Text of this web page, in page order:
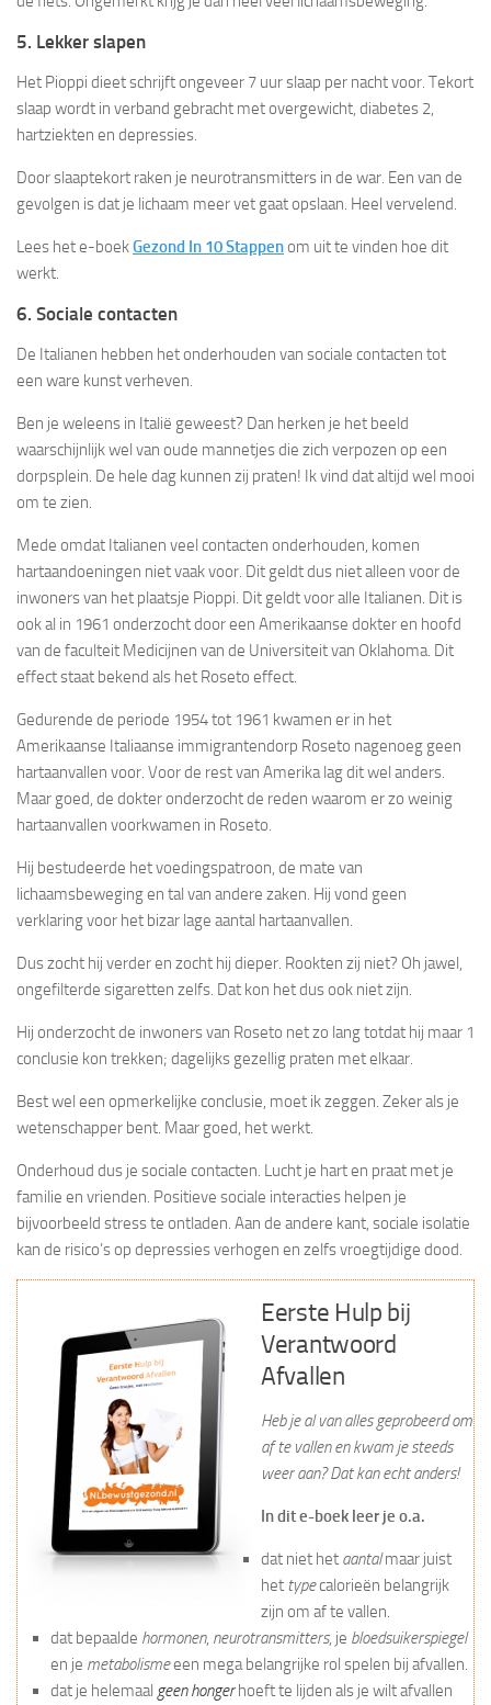
5. Lekker slapen
Het Pioppi dieet schrijft ongeveer 7 uur slaap per nacht voor. Tekort
slaap wordt in verband gebracht met overgewicht, diabetes 2,
hartziekten en depressies.
Door slaaptekort raken je neurotransmitters in de war. Een van de
gevolgen is dat je lichaam meer vet gaat opslaan. Heel vervelend.
Lees het e-boekGezond In 10 Stappenom uit te vinden hoe dit
werkt.
6. Sociale contacten
De Italianen hebben het onderhouden van sociale contacten tot
een ware kunst verheven.
Ben je weleens in Italië geweest? Dan herken je het beeld
waarschijnlijk wel van oude mannetjes die zich verpozen op een
dorpsplein. De hele dag kunnen zij praten! Ik vind dat altijd wel mooi
om te zien.
Mede omdat Italianen veel contacten onderhouden, komen
hartaandoeningen niet vaak voor. Dit geldt dus niet alleen voor de
inwoners van het plaatsje Pioppi. Dit geldt voor alle Italianen. Dit is
ook al in 1961 onderzocht door een Amerikaanse dokter en hoofd
van de faculteit Medicijnen van de Universiteit van Oklahoma. Dit
effect staat bekend als het Roseto effect.
Gedurende de periode 1954 tot 1961 kwamen er in het
Amerikaanse Italiaanse immigrantendorp Roseto nagenoeg geen
hartaanvallen voor. Voor de rest van Amerika lag dit wel anders.
Maar goed, de dokter onderzocht de reden waarom er zo weinig
hartaanvallen voorkwamen in Roseto.
Hij bestudeerde het voedingspatroon, de mate van
lichaamsbeweging en tal van andere zaken. Hij vond geen
verklaring voor het bizar lage aantal hartaanvallen.
Dus zocht hij verder en zocht hij dieper. Rookten zij niet? Oh jawel,
ongefilterde sigaretten zelfs. Dat kon het dus ook niet zijn.
Hij onderzocht de inwoners van Roseto net zo lang totdat hij maar 1
conclusie kon trekken; dagelijks gezellig praten met elkaar.
Best wel een opmerkelijke conclusie, moet ik zeggen. Zeker als je
wetenschapper bent. Maar goed, het werkt.
Onderhoud dus je sociale contacten. Lucht je hart en praat met je
familie en vrienden. Positieve sociale interacties helpen je
bijvoorbeeld stress te ontladen. Aan de andere kant, sociale isolatie
kan de risico’s op depressies verhogen en zelfs vroegtijdige dood.
Eerste Hulp bij
Verantwoord
Afvallen
Heb je al van alles geprobeerd om
af te vallen en kwam je steeds
weer aan? Dat kan echt anders!
In dit e-boek leer je o.a.
dat niet het aantalmaar juist
het typecalorieën belangrijk
zijn om af te vallen.
dat bepaalde hormonen, neurotransmitters, je bloedsuikerspiegel
en je metabolismeeen mega belangrijke rol spelen bij afvallen.
dat je helemaal geen hongerhoeft te lijden als je wilt afvallen